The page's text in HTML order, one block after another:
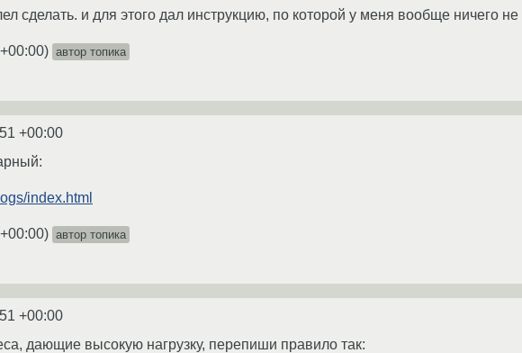
сделать. и для этого дал инструкцию, по которой у меня вообще ничего
) автор топика
+00:00
index.html
) автор топика
+00:00
дающие высокую нагрузку, перепиши правило так: